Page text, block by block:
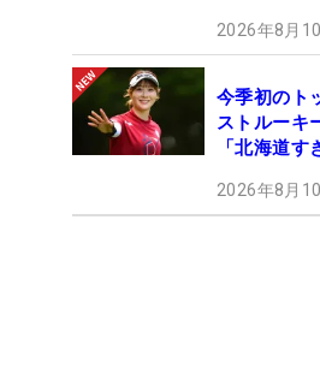
2026年8月
今季初のト
ストルーキ
「北海道す
2026年8月